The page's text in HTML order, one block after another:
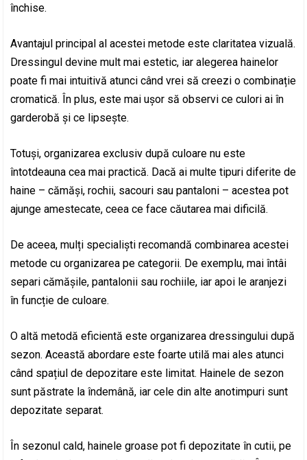
închise.
Avantajul principal al acestei metode este claritatea vizuală.
Dressingul devine mult mai estetic, iar alegerea hainelor
poate fi mai intuitivă atunci când vrei să creezi o combinație
cromatică. În plus, este mai ușor să observi ce culori ai în
garderobă și ce lipsește.
Totuși, organizarea exclusiv după culoare nu este
întotdeauna cea mai practică. Dacă ai multe tipuri diferite de
haine – cămăși, rochii, sacouri sau pantaloni – acestea pot
ajunge amestecate, ceea ce face căutarea mai dificilă.
De aceea, mulți specialiști recomandă combinarea acestei
metode cu organizarea pe categorii. De exemplu, mai întâi
separi cămășile, pantalonii sau rochiile, iar apoi le aranjezi
în funcție de culoare.
O altă metodă eficientă este organizarea dressingului după
sezon. Această abordare este foarte utilă mai ales atunci
când spațiul de depozitare este limitat. Hainele de sezon
sunt păstrate la îndemână, iar cele din alte anotimpuri sunt
depozitate separat.
În sezonul cald, hainele groase pot fi depozitate în cutii, pe